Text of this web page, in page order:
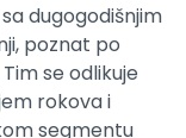
dugogodišnjim
poznat po
se odlikuje
rokova i
segmentu